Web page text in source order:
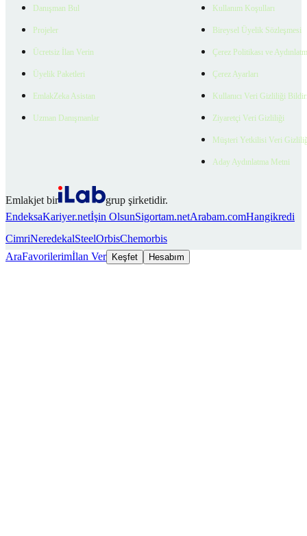
Danışman Bul
Projeler
Ücretsiz İlan Verin
Üyelik Paketleri
EmlakZeka Asistan
Uzman Danışmanlar
Kullanım Koşulları
Bireysel Üyelik Sözleşmesi
Çerez Politikası ve
Çerez Ayarları
Kullanıcı Veri Gizliliği
Ziyaretçi Veri Gizliliği
Müşteri Yetkilisi Veri
Aday Aydınlatma Metni
Emlakjet bir
grup şirketidir.
EndeksaKariyer.netİşin OlsunSigortam.netArabam.comHangikredi
CimriNeredekalSteelOrbisChemorbis
AraFavorilerimİlan Ver Keşfet Hesabım